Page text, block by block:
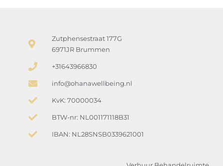
Zutphensestraat 177G
6971JR Brummen
+31643966830
info@ohanawellbeing.nl
KvK: 70000034
BTW-nr: NL001171118B31
IBAN: NL28SNSB0339621001